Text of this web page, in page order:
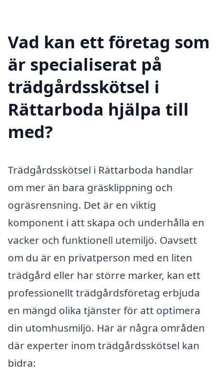
Vad kan ett företag som
är specialiserat på
trädgårdsskötsel i
Rättarboda hjälpa till
med?
Trädgårdsskötsel i Rättarboda handlar
om mer än bara gräsklippning och
ogräsrensning. Det är en viktig
komponent i att skapa och underhålla en
vacker och funktionell utemiljö. Oavsett
om du är en privatperson med en liten
trädgård eller har större marker, kan ett
professionellt trädgårdsföretag erbjuda
en mängd olika tjänster för att optimera
din utomhusmiljö. Här är några områden
där experter inom trädgårdsskötsel kan
bidra: